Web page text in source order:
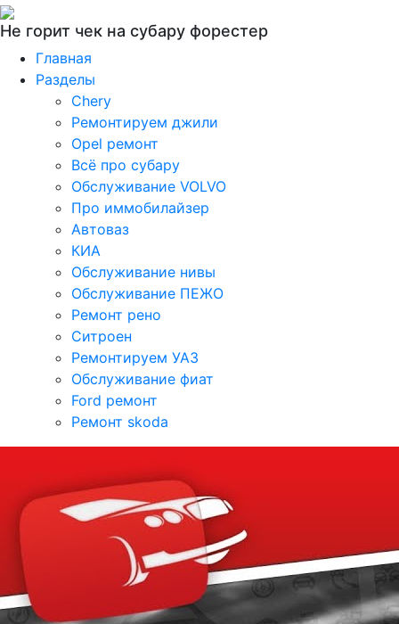
Не горит чек на субару форестер
Главная
Разделы
Chery
Ремонтируем джили
Opel ремонт
Всё про субару
Обслуживание VOLVO
Про иммобилайзер
Автоваз
КИА
Обслуживание нивы
Обслуживание ПЕЖО
Ремонт рено
Ситроен
Ремонтируем УАЗ
Обслуживание фиат
Ford ремонт
Ремонт skoda